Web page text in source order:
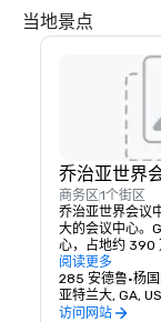
当地景点
乔治亚世界
商务区 1个街区
乔治亚世界会议
大的会议中心。
心，占地约 390
100 万名游客。
GWCC 通过室内
阅读更多
285 安德鲁·杨国
亚特兰大, GA,
访问网站